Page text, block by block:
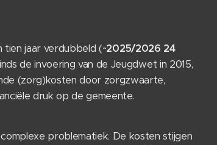
jaar verdubbeld (~2025/2026 24
de invoering van de Jeugdwet in 2015,
(zorg)kosten door zorgzwaarte,
druk op de gemeente.
problematiek. De kosten stijgen